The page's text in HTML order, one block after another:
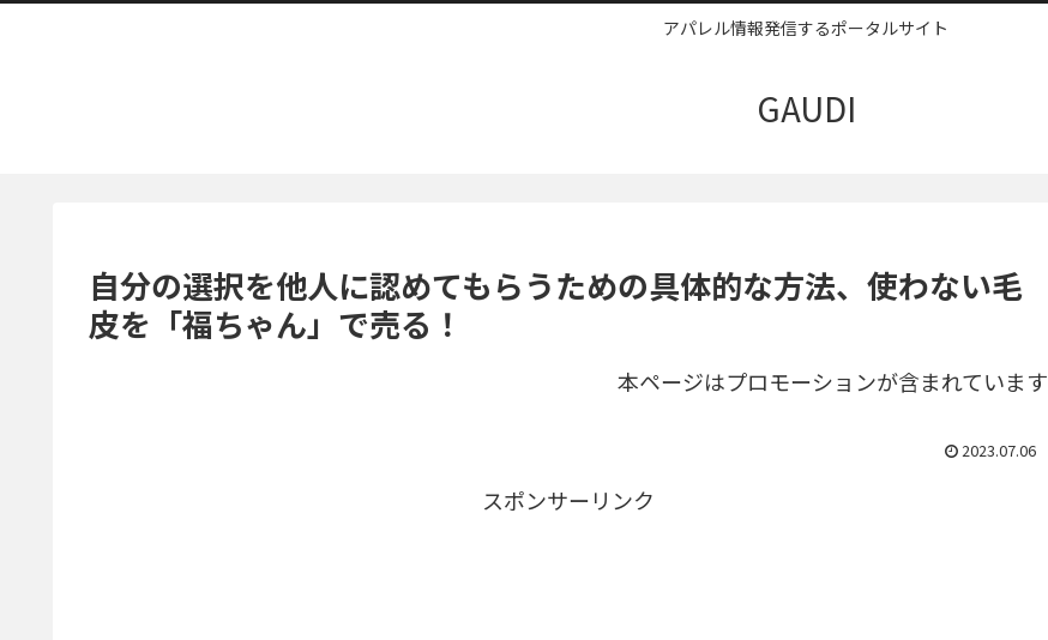
アパレル情報発信するポータルサイト
GAUDI
自分の選択を他人に認めてもらうための具体的な方法、使わない毛
皮を「福ちゃん」で売る！
本ページはプロモーションが含まれています
2023.07.06
スポンサーリンク